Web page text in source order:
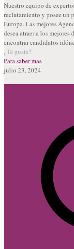
Nuestro equipo de
reclutamiento y posee un
Europa. Las mejores
desea atraer a los
encontrar candidatos
¿Te gusta?
Para saber mas
julio 23, 2024